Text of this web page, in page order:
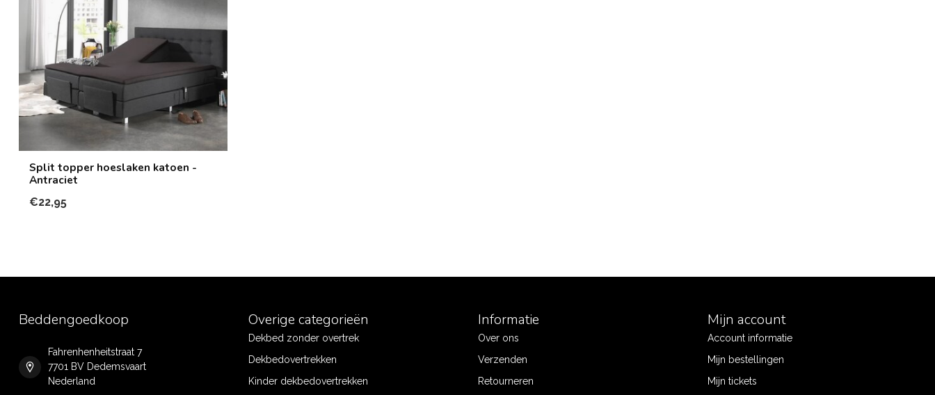
Split topper hoeslaken katoen -
Antraciet
€22,95
Beddengoedkoop
Fahrenhenheitstraat 7
7701 BV Dedemsvaart
Nederland
Overige categorieën
Dekbed zonder overtrek
Dekbedovertrekken
Kinder dekbedovertrekken
Informatie
Over ons
Verzenden
Retourneren
Mijn account
Account informatie
Mijn bestellingen
Mijn tickets